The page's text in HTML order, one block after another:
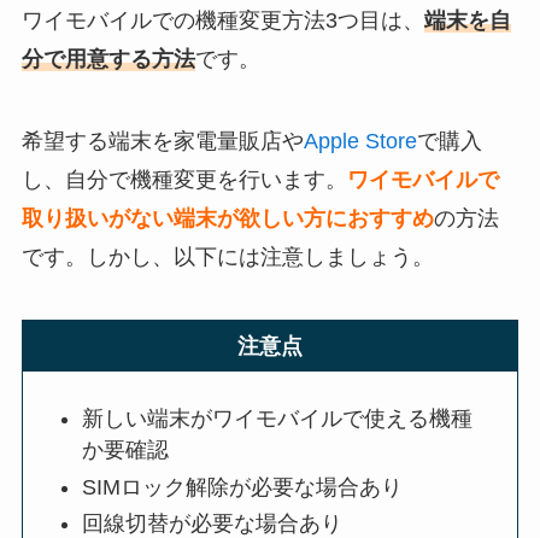
ワイモバイルでの機種変更方法3つ目は、 端末を自
分で用意する方法です。
希望する端末を家電量販店やApple Storeで購入
し、自分で機種変更を行います。
ワイモバイルで
取り扱いがない端末が欲しい方におすすめの方法
です。しかし、以下には注意しましょう。
注意点
新しい端末がワイモバイルで使える機種
か要確認
SIMロック解除が必要な場合あり
回線切替が必要な場合あり